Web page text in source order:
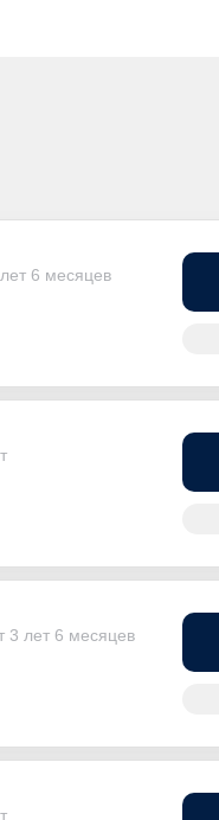
6 месяцев
3 лет 6 месяцев